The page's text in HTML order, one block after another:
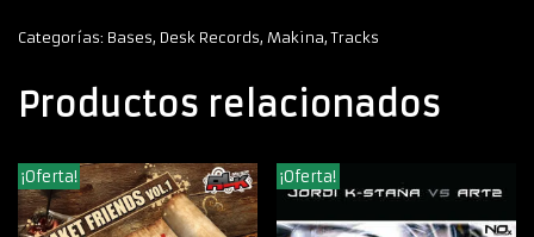
Categorías: Bases, Desk Records, Makina,Tracks
Productos relacionados
¡Oferta! ¡Oferta!